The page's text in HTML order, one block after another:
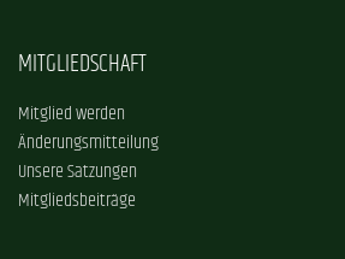
MITGLIEDSCHAFT
Mitglied werden
Änderungsmitteilung
Unsere Satzungen
Mitgliedsbeiträge